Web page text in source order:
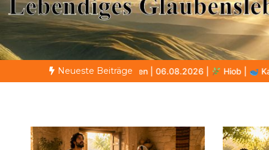
Neueste Beiträge
| Hiob | Kap.41 – Gott zeigt Hiob Leviathan